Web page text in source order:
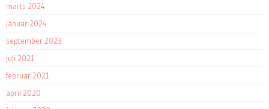
marts 2024
januar 2024
september 2023
juli 2021
februar 2021
april 2020